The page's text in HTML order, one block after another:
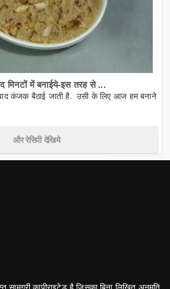
मिनटों में बनाईये-इस तरह से ...
कंजक बैठाई जाती है. उसी के लिए आज हम बनाने
और रेसिपी देखिये